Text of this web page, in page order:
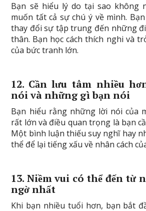
Bạn sẽ hiểu lý do tại sao không
muốn tất cả sự chú ý về mình.
thay đổi sự tập trung đến những
thân. Bạn học cách thích nghi và
của bức tranh lớn.
12. Cần lưu tâm nhiều
nói và những gì bạn nói
Bạn hiểu rằng những lời nói của
rất lớn và điều quan trọng là bạn
Một bình luận thiếu suy nghĩ hay
thể để lại tiếng xấu về nhân cách
13. Niềm vui có thể đến từ
ngờ nhất
Khi bạn nhiều tuổi hơn, bạn bắt